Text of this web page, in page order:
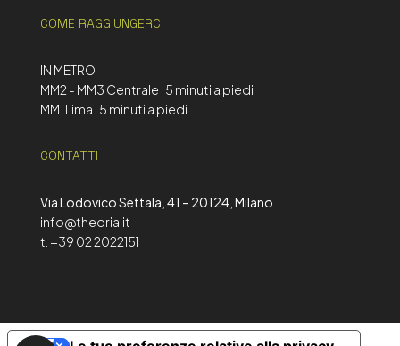
COME RAGGIUNGERCI
IN METRO
MM2 - MM3 Centrale | 5 minuti a piedi
MM1 Lima | 5 minuti a piedi
CONTATTI
Via Lodovico Settala, 41 – 20124, Milano
info@theoria.it
t. +39 02 2022151